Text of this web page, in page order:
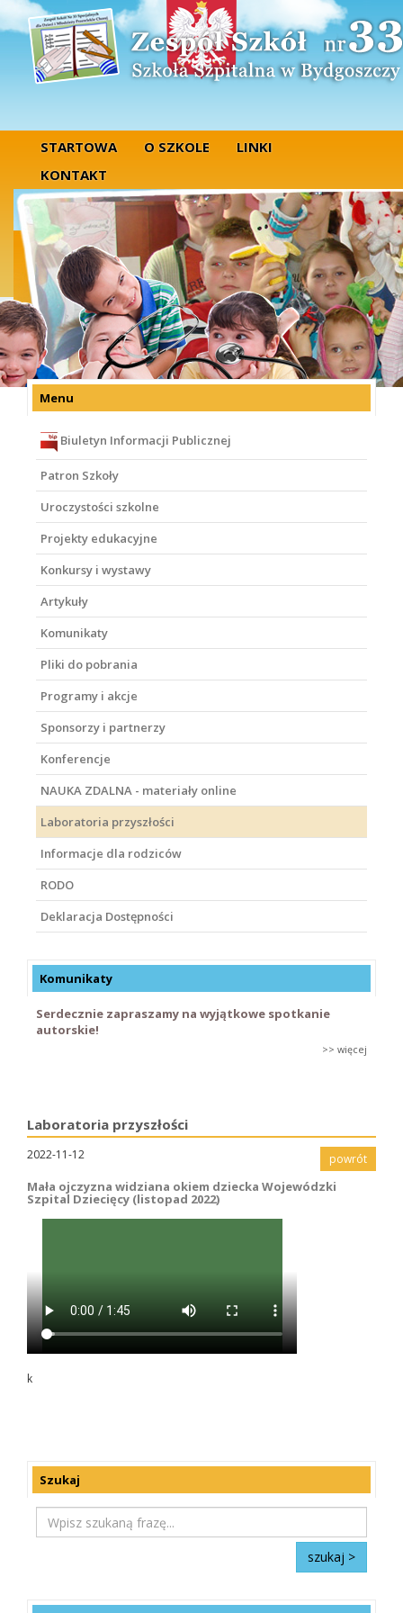
STARTOWA O SZKOLE
LINKI
KONTAKT
Menu
Biuletyn Informacji Publicznej
Patron Szkoły
Uroczystości szkolne
Projekty edukacyjne
Konkursy i wystawy
Artykuły
Komunikaty
Pliki do pobrania
Programy i akcje
Sponsorzy i partnerzy
Konferencje
NAUKA ZDALNA - materiały online
Laboratoria przyszłości
Informacje dla rodziców
RODO
Deklaracja Dostępności
Komunikaty
Serdecznie zapraszamy na wyjątkowe spotkanie
autorskie!
>> więcej
Laboratoria przyszłości
powrót
2022-11-12
Mała ojczyzna widziana okiem dziecka Wojewódzki
Szpital Dziecięcy (listopad 2022)
k
Szukaj